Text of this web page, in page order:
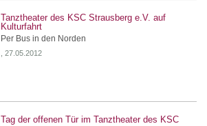
Tanztheater des KSC Strausberg e.V. auf
Kulturfahrt
Per Bus in den Norden
, 27.05.2012
Tag der offenen Tür im Tanztheater des KSC